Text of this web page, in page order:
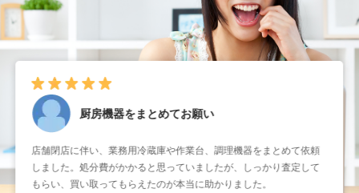
厨房機器をまとめてお願い
店舗閉店に伴い、業務用冷蔵庫や作業台、調理機器をまとめて依頼
しました。処分費がかかると思っていましたが、しっかり査定して
もらい、買い取ってもらえたのが本当に助かりました。